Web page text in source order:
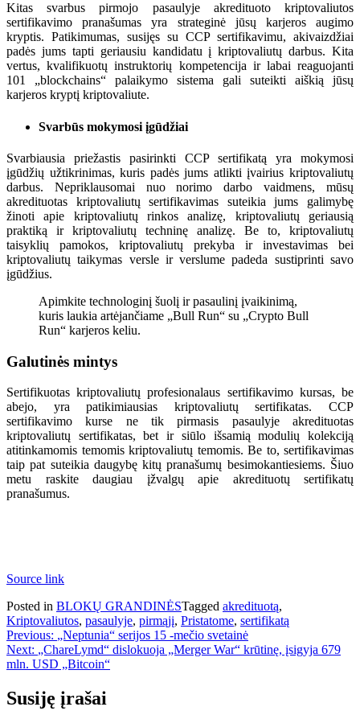
Kitas svarbus pirmojo pasaulyje akredituoto kriptovaliutos
sertifikavimo pranašumas yra strateginė jūsų karjeros augimo
kryptis. Patikimumas, susijęs su CCP sertifikavimu, akivaizdžiai
padės jums tapti geriausiu kandidatu į kriptovaliutų darbus. Kita
vertus, kvalifikuotų instruktorių kompetencija ir labai reaguojanti
101 „blockchains“ palaikymo sistema gali suteikti aiškią jūsų
karjeros kryptį kriptovaliute.
Svarbūs mokymosi įgūdžiai
Svarbiausia priežastis pasirinkti CCP sertifikatą yra mokymosi
įgūdžių užtikrinimas, kuris padės jums atlikti įvairius kriptovaliutų
darbus. Nepriklausomai nuo norimo darbo vaidmens, mūsų
akredituotas kriptovaliutų sertifikavimas suteikia jums galimybę
žinoti apie kriptovaliutų rinkos analizę, kriptovaliutų geriausią
praktiką ir kriptovaliutų techninę analizę. Be to, kriptovaliutų
taisyklių pamokos, kriptovaliutų prekyba ir investavimas bei
kriptovaliutų taikymas versle ir verslume padeda sustiprinti savo
įgūdžius.
Apimkite technologinį šuolį ir pasaulinį įvaikinimą,
kuris laukia artėjančiame „Bull Run“ su „Crypto Bull
Run“ karjeros keliu.
Galutinės mintys
Sertifikuotas kriptovaliutų profesionalaus sertifikavimo kursas, be
abejo, yra patikimiausias kriptovaliutų sertifikatas. CCP
sertifikavimo kurse ne tik pirmasis pasaulyje akredituotas
kriptovaliutų sertifikatas, bet ir siūlo išsamią modulių kolekciją
atitinkamomis temomis kriptovaliutų temomis. Be to, sertifikavimas
taip pat suteikia daugybę kitų pranašumų besimokantiesiems. Šiuo
metu raskite daugiau įžvalgų apie akredituotų sertifikatų
pranašumus.
Source link
Posted in BLOKŲ GRANDINĖSTagged akredituotą,
Kriptovaliutos, pasaulyje, pirmąjį, Pristatome, sertifikatą
Navigacija
tarp
Previous: „Neptunia“ serijos 15 -mečio svetainė
Next: „ChareLymd“ dislokuoja „Merger War“ krūtinę, įsigyja 679
mln. USD „Bitcoin“
Susiję įrašai